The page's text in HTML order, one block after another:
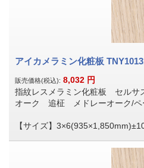
アイカメラミン化粧板
販売価格(税込): 8,032 円
指紋レスメラミン化粧板 セルサ
オーク 追柾 メドレーオーク/ペ
【サイズ】